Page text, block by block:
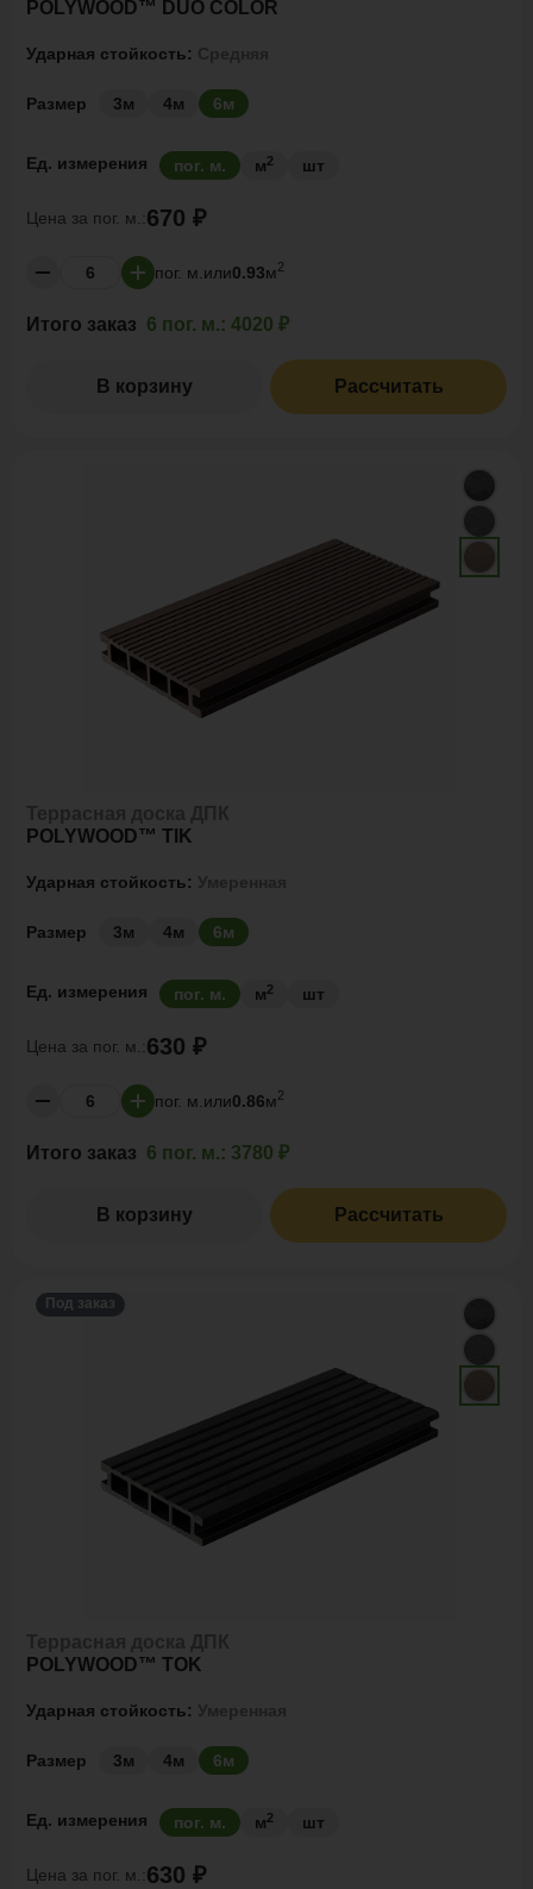
POLYWOOD™ DUO COLOR
Ударная стойкость:
Размер 3м 4м 6м
Ед. измерения пог. м. м2 шт
Цена за пог. м.:670 ₽
пог. м. или0.93м2
Итого заказ 6 пог. м.: 4020 ₽
В корзину Рассчитать
POLYWOOD™ TIK
Ударная стойкость:
Размер 3м 4м 6м
Ед. измерения пог. м. м2 шт
Цена за пог. м.:630 ₽
пог. м. или0.86м2
Итого заказ 6 пог. м.: 3780 ₽
В корзину Рассчитать
Под заказ
POLYWOOD™ TOK
Ударная стойкость:
Размер 3м 4м 6м
Ед. измерения пог. м. м2 шт
Цена за пог. м.:630 ₽